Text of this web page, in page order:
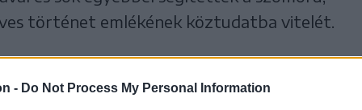
- Do Not Process My Personal Information
történet emlékének köztudatba vitelét.
hogy miért nem